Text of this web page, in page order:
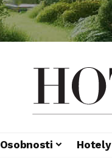
Osobnosti Hotely